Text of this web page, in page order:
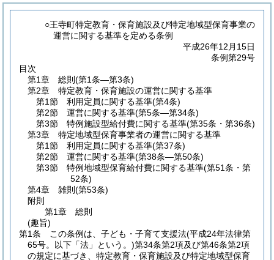
○王寺町特定教育・保育施設及び特定地域型保育事業の
運営に関する基準を定める条例
平成26年12月15日
条例第29号
目次
第1章
総則 (第1条―第3条)
第2章
特定教育・保育施設の運営に関する基準
第1節
利用定員に関する基準(第4条)
第2節
運営に関する基準(第5条―第34条)
第3節
特例施設型給付費に関する基準(第35条・第36条)
第3章
特定地域型保育事業者の運営に関する基準
第1節
利用定員に関する基準(第37条)
第2節
運営に関する基準(第38条―第50条)
第3節
特例地域型保育給付費に関する基準(第51条・第
52条)
第4章
雑則 (第53条)
附則
第1章
総則
(趣旨)
第1条
この条例は、子ども・子育て支援法(平成24年法律第
65号。以下「法」という。)第34条第2項及び第46条第2項
の規定に基づき、特定教育・保育施設及び特定地域型保育